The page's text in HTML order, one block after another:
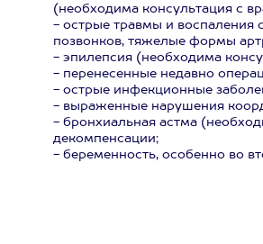
(необходима консультация с
- острые травмы и воспаления
позвонков, тяжелые формы
- эпилепсия (необходима
- перенесенные недавно
- острые инфекционные
- выраженные нарушения
- бронхиальная астма
декомпенсации;
- беременность, особенно во